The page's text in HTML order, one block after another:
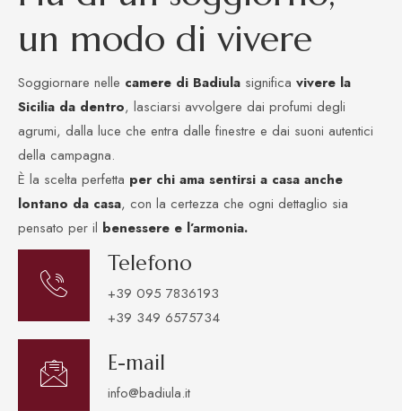
un modo di vivere
Soggiornare nelle camere di Badiula significa vivere la
Sicilia da dentro, lasciarsi avvolgere dai profumi degli
agrumi, dalla luce che entra dalle finestre e dai suoni autentici
della campagna.
È la scelta perfetta per chi ama sentirsi a casa anche
lontano da casa, con la certezza che ogni dettaglio sia
pensato per il benessere e l’armonia.
Telefono
+39 095 7836193
+39 349 6575734
E-mail
info@badiula.it